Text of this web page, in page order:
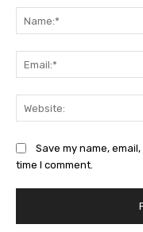
Save my name,
time I comment.